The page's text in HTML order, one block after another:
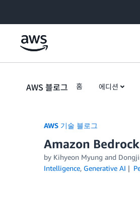
AWS 블로그 홈 에디션
AWS 기술 블로그
Amazon
by Kihyeon Myung and
Intelligence, Generative AI